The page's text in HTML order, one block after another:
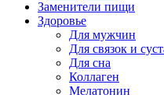
Заменители пищи
Здоровье
Для мужчин
Для связок и
Для сна
Коллаген
Мелатонин